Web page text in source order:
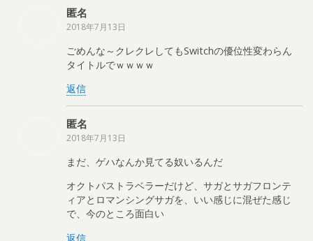
匿名
2018年7月13日
ごめんな～クレクレしてもSwitchの優位性変わらん
タイトルでｗｗｗｗ
返信
匿名
2018年7月13日
まだ、ゲハなんか見てる奴いるんだ
オクトパストラベラーだけど、サガとサガフロンテ
ィアとロマンシングサガを、いい感じに混ぜた感じ
で、今のところ面白い
返信